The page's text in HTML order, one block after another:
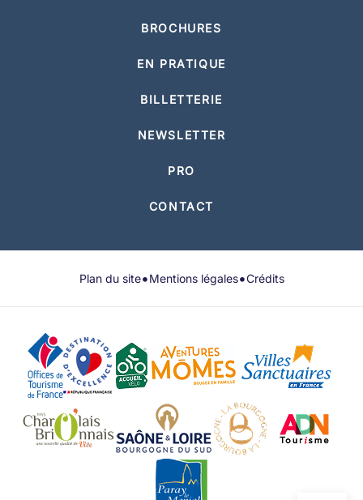
BROCHURES
EN PRATIQUE
BILLETTERIE
NEWSLETTER
PRO
CONTACT
Plan du site•Mentions légales•Crédits